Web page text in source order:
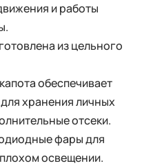
и работы
из цельного
обеспечивает
хранения личных
отсеки.
фары для
освещении.